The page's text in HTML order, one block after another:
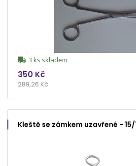
3 ks skladem
350 Kč
289,26 Kč
Kleště se zámkem uzavřené - 15/